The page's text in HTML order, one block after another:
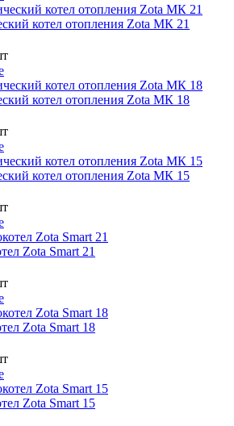
котел отопления Zota МК 21
котел отопления Zota МК 18
котел отопления Zota МК 15
Zota Smart 21
Zota Smart 18
Zota Smart 15